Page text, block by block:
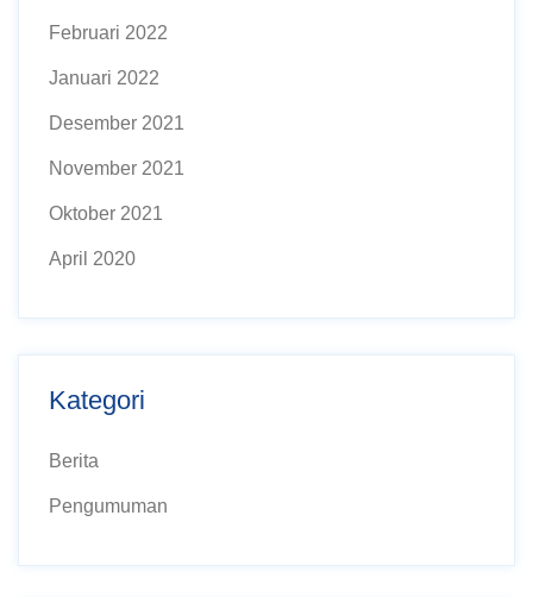
Februari 2022
Januari 2022
Desember 2021
November 2021
Oktober 2021
April 2020
Kategori
Berita
Pengumuman